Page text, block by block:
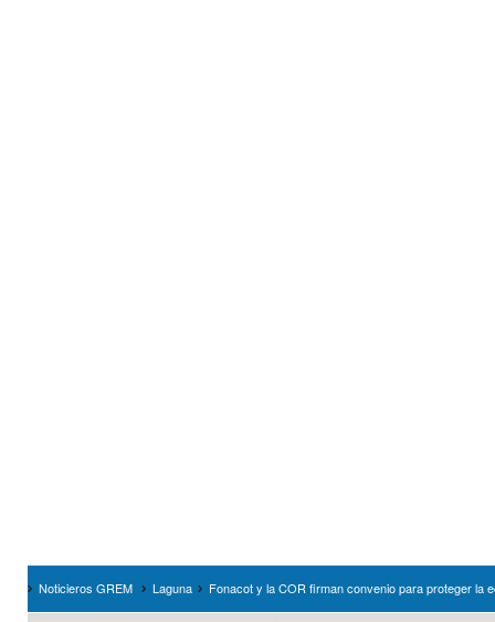
Noticieros GREM Laguna Fonacot y la COR firman convenio para proteger la